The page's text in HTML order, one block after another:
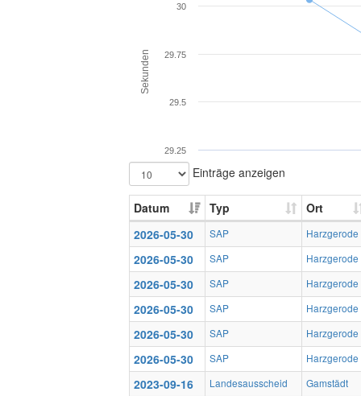
Sekunden
29.25
29.5
29.75
30
Einträge anzeigen
Datum Typ
Ort
2026-05-30
SAP Harzgerode
2026-05-30 SAP Harzgerode
2026-05-30 SAP Harzgerode
2026-05-30 SAP Harzgerode
2026-05-30 SAP Harzgerode
2026-05-30 SAP Harzgerode
2023-09-16 Landesausscheid Gamstädt